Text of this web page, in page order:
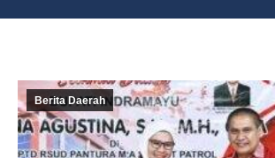
Berita Daerah